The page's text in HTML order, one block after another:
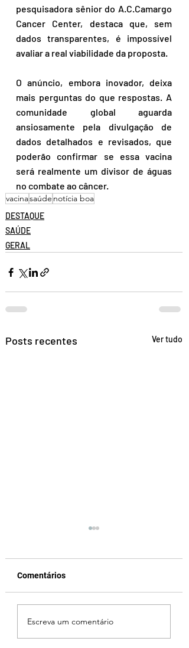
pesquisadora sênior do A.C.Camargo
Cancer Center, destaca que, sem
dados transparentes, é impossível
avaliar a real viabilidade da proposta.
O anúncio, embora inovador, deixa
mais perguntas do que respostas. A
comunidade global aguarda
ansiosamente pela divulgação de
dados detalhados e revisados, que
poderão confirmar se essa vacina
será realmente um divisor de águas
no combate ao câncer.
vacinasaúde notícia boa
DESTAQUE
SAÚDE
GERAL
Posts recentes Ver tudo
Jovem de 24 anos é
morto após briga
durante luau no
Comentários
Escreva um comentário